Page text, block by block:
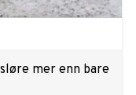
mer enn bare